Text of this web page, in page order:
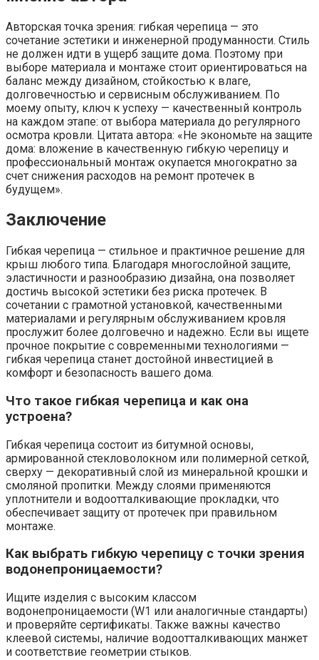
Авторская точка зрения: гибкая черепица — это
сочетание эстетики и инженерной продуманности. Стиль
не должен идти в ущерб защите дома. Поэтому при
выборе материала и монтаже стоит ориентироваться на
баланс между дизайном, стойкостью к влаге,
долговечностью и сервисным обслуживанием. По
моему опыту, ключ к успеху — качественный контроль
на каждом этапе: от выбора материала до регулярного
осмотра кровли. Цитата автора: «Не экономьте на защите
дома: вложение в качественную гибкую черепицу и
профессиональный монтаж окупается многократно за
счет снижения расходов на ремонт протечек в
будущем».
Заключение
Гибкая черепица — стильное и практичное решение для
крыш любого типа. Благодаря многослойной защите,
эластичности и разнообразию дизайна, она позволяет
достичь высокой эстетики без риска протечек. В
сочетании с грамотной установкой, качественными
материалами и регулярным обслуживанием кровля
прослужит более долговечно и надежно. Если вы ищете
прочное покрытие с современными технологиями —
гибкая черепица станет достойной инвестицией в
комфорт и безопасность вашего дома.
Что такое гибкая черепица и как она
устроена?
Гибкая черепица состоит из битумной основы,
армированной стекловолокном или полимерной сеткой,
сверху — декоративный слой из минеральной крошки и
смоляной пропитки. Между слоями применяются
уплотнители и водоотталкивающие прокладки, что
обеспечивает защиту от протечек при правильном
монтаже.
Как выбрать гибкую черепицу с точки зрения
водонепроницаемости?
Ищите изделия с высоким классом
водонепроницаемости (W1 или аналогичные стандарты)
и проверяйте сертификаты. Также важны качество
клеевой системы, наличие водоотталкивающих манжет
и соответствие геометрии стыков.